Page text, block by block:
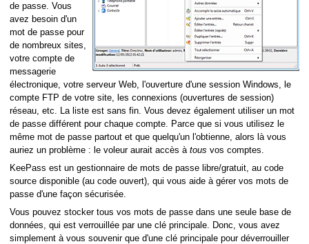
de passe. Vous
avez besoin d'un
mot de passe pour
de nombreux sites,
votre compte de
messagerie
électronique, votre serveur Web, l'ouverture d'une session Windows, le
compte FTP de votre site, les connexions (ouvertures de session)
réseau, etc. La liste est sans fin. Vous devez également utiliser un mot
de passe différent pour chaque compte. Parce que si vous utilisez le
même mot de passe partout et que quelqu'un l'obtienne, alors là vous
auriez un problème : le voleur aurait accès à tous vos comptes.
KeePass est un gestionnaire de mots de passe libre/gratuit, au code
source disponible (au code ouvert), qui vous aide à gérer vos mots de
passe d'une façon sécurisée.
Vous pouvez stocker tous vos mots de passe dans une seule base de
données, qui est verrouillée par une clé principale. Donc, vous avez
simplement à vous souvenir que d'une clé principale pour déverrouiller